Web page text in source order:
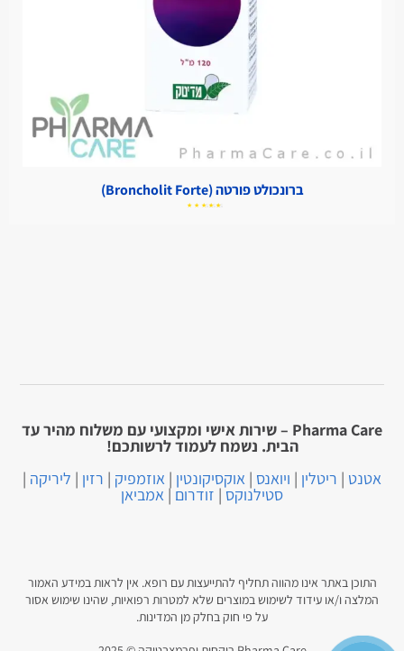
ברונכולט פורטה (Broncholit Forte)
Pharma Care – שירות אישי ומקצועי עם משלוח מהיר עד
הבית. נשמח לעמוד לרשותכם!
אטנט | ריטלין | ויואנס | אוקסיקונטין | אוזמפיק | רזין | ליריקה |
סטילנוקס| זודרום | אמביאן
התוכן באתר אינו מהווה תחליף להתייעצות עם רופא. אין לראות במידע האמור
המלצה ו/או עידוד לשימוש במוצרים שלא למטרות רפואיות, שהינו שימוש אסור
על פי חוק בחלק מן המדינות.